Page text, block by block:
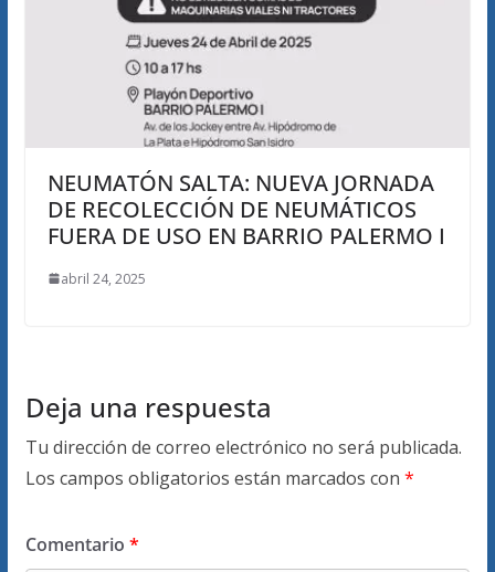
NEUMATÓN SALTA: NUEVA JORNADA
DE RECOLECCIÓN DE NEUMÁTICOS
FUERA DE USO EN BARRIO PALERMO I
abril 24, 2025
Deja una respuesta
Tu dirección de correo electrónico no será publicada.
Los campos obligatorios están marcados con *
Comentario *